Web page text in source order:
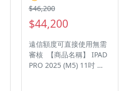
辰通訊行 雲林縣虎尾鎮林
森路二段200號 電話:05-
6339809 在地經營12年店
$46,200
$44,200
遠信額度可直接使用無需
審核 【商品名稱】 IPAD
PRO 2025 (M5) 11吋